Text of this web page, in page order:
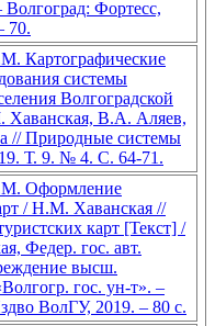
Фортесс,
70.
Картографические
системы
Волгоградской
Хаванская, В.А. Аляев,
// Природные системы
Т. 9. № 4. С. 64-71.
Оформление
/ Н.М. Хаванская //
карт [Текст] /
Федер. гос. авт.
высш.
гос. ун-т». –
ВолГУ, 2019. – 80 с.